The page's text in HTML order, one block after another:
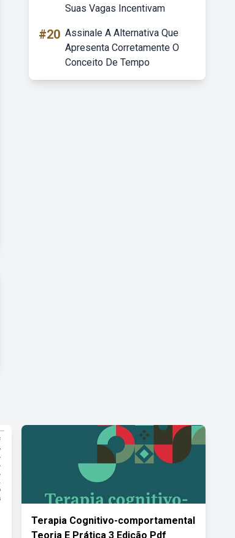
Suas Vagas Incentivam
#20 Assinale A Alternativa Que
Apresenta Corretamente O
Conceito De Tempo
Terapia Cognitivo-comportamental
Teoria E Prática 3 Edição Pdf